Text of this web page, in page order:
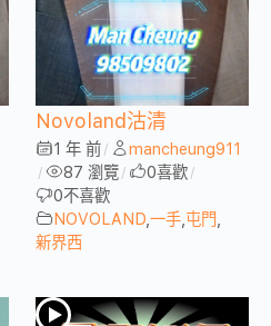
Novoland沽清
1 年 前 / mancheung911
/ 87 瀏覽 / 0喜歡 /
0不喜歡
NOVOLAND 一手 屯門
新界西